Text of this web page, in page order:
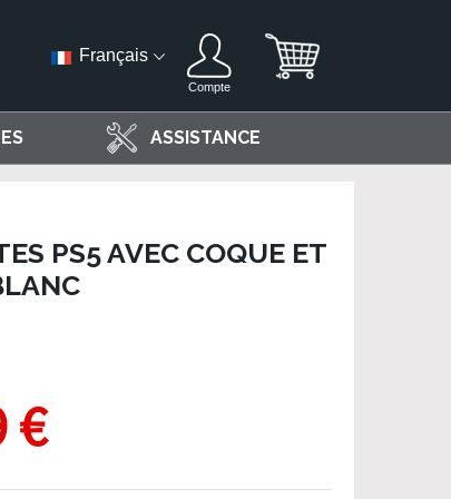
Français
Compte
ASSISTANCE
PS5 AVEC COQUE ET
€